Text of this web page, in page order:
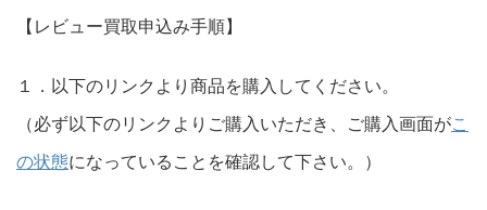
【レビュー買取申込み手順】
１．以下のリンクより商品を購入してください。
（必ず以下のリンクよりご購入いただき、ご購入画面がこ
の状態になっていることを確認して下さい。）